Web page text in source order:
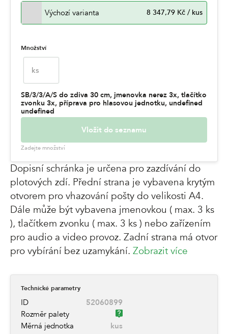
Výchozí varianta 8 347,79 Kč / kus
Množství
ks
SB/3/3/A/S do zdiva 30 cm, jmenovka nerez 3x, tlačítko
zvonku 3x, příprava pro hlasovou jednotku, undefined
undefined
Vložit do seznamu
Zadejte množství
Dopisní schránka je určena pro zazdívání do
plotových zdí. Přední strana je vybavena krytým
otvorem pro vhazování pošty do velikosti A4.
Dále může být vybavena jmenovkou ( max. 3 ks
), tlačítkem zvonku ( max. 3 ks ) nebo zařízením
pro audio a video provoz. Zadní strana má otvor
pro vybírání bez uzamykání. Zobrazit více
Technické parametry
ID
52060899
Rozměr palety
Měrná jednotka
kus